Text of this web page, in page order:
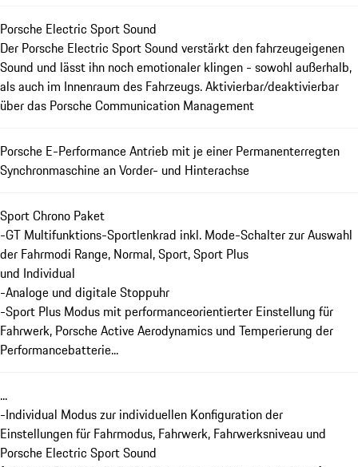
Porsche Electric Sport Sound
Der Porsche Electric Sport Sound verstärkt den fahrzeugeigenen
Sound und lässt ihn noch emotionaler klingen - sowohl außerhalb,
als auch im Innenraum des Fahrzeugs. Aktivierbar/deaktivierbar
über das Porsche Communication Management
Porsche E-Performance Antrieb mit je einer Permanenterregten
Synchronmaschine an Vorder- und Hinterachse
Sport Chrono Paket
-GT Multifunktions-Sportlenkrad inkl. Mode-Schalter zur Auswahl
der Fahrmodi Range, Normal, Sport, Sport Plus
und Individual
-Analoge und digitale Stoppuhr
-Sport Plus Modus mit performanceorientierter Einstellung für
Fahrwerk, Porsche Active Aerodynamics und Temperierung der
Performancebatterie...
...
-Individual Modus zur individuellen Konfiguration der
Einstellungen für Fahrmodus, Fahrwerk, Fahrwerksniveau und
Porsche Electric Sport Sound